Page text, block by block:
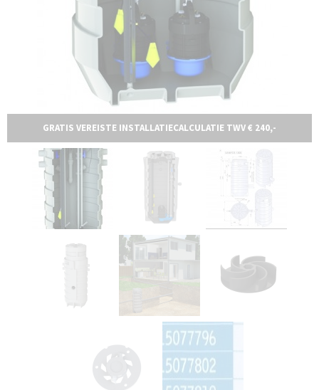
GRATIS VEREISTE INSTALLATIECALCULATIE TWV € 240,-